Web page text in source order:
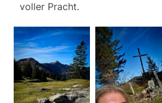
voller Pracht.